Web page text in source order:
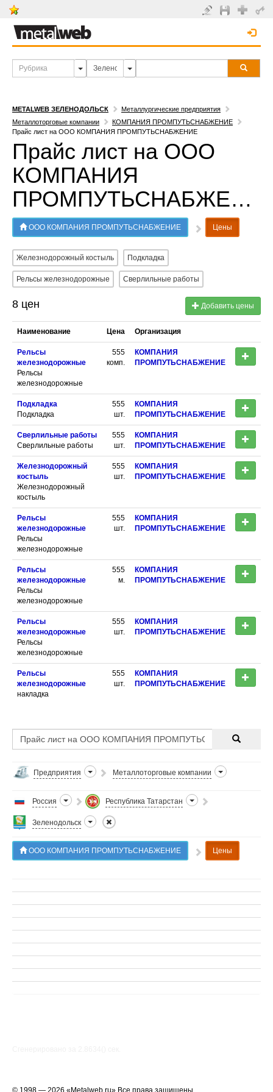
METALWEB ЗЕЛЕНОДОЛЬСК
Металлургические предприятия
Металлоторговые компании
КОМПАНИЯ ПРОМПУТЬСНАБЖЕНИЕ
Прайс лист на ООО КОМПАНИЯ ПРОМПУТЬСНАБЖЕНИЕ
Прайс лист на ООО
КОМПАНИЯ
ПРОМПУТЬСНАБЖЕНИЕ
ООО КОМПАНИЯ ПРОМПУТЬСНАБЖЕНИЕ Цены
Железнодорожный костыль Подкладка
Рельсы железнодорожные Сверлильные работы
8 цен Добавить цены
Наименование Цена Организация
Рельсы
железнодорожные
Рельсы
железнодорожные
555
комп.
КОМПАНИЯ
ПРОМПУТЬСНАБЖЕНИЕ
Подкладка
Подкладка
555
шт.
КОМПАНИЯ
ПРОМПУТЬСНАБЖЕНИЕ
Сверлильные работы
Сверлильные работы
555
шт.
КОМПАНИЯ
ПРОМПУТЬСНАБЖЕНИЕ
Железнодорожный
костыль
Железнодорожный
костыль
555
шт.
КОМПАНИЯ
ПРОМПУТЬСНАБЖЕНИЕ
Рельсы
железнодорожные
Рельсы
железнодорожные
555
шт.
КОМПАНИЯ
ПРОМПУТЬСНАБЖЕНИЕ
Рельсы
железнодорожные
Рельсы
железнодорожные
555
м.
КОМПАНИЯ
ПРОМПУТЬСНАБЖЕНИЕ
Рельсы
железнодорожные
Рельсы
железнодорожные
555
шт.
КОМПАНИЯ
ПРОМПУТЬСНАБЖЕНИЕ
Рельсы
железнодорожные
накладка
555
шт.
КОМПАНИЯ
ПРОМПУТЬСНАБЖЕНИЕ
Предприятия Металлоторговые компании
Россия Республика Татарстан
Зеленодольск
ООО КОМПАНИЯ ПРОМПУТЬСНАБЖЕНИЕ Цены
© 1998 — 2026 «Metalweb.ru» Все права защищены.